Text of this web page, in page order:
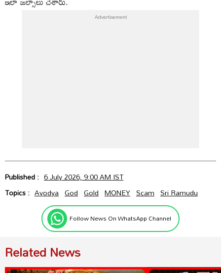
Published : 6 July 2026, 9:00 AM IST
Topics : Ayodya God Gold MONEY Scam Sri Ramudu
Follow News On WhatsApp Channel
Related News